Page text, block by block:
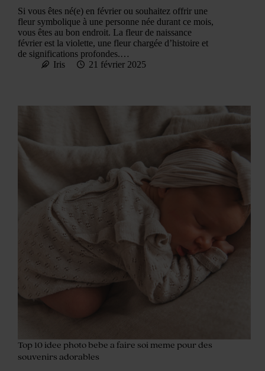
Si vous êtes né(e) en février ou souhaitez offrir une
fleur symbolique à une personne née durant ce mois,
vous êtes au bon endroit. La fleur de naissance
février est la violette, une fleur chargée d’histoire et
de significations profondes.…
Iris
21 février 2025
Top 10 idee photo bebe a faire soi meme pour des
souvenirs adorables